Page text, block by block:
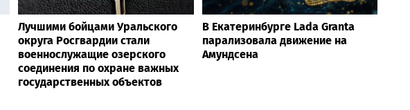
Лучшими бойцами Уральского
округа Росгвардии стали
военнослужащие озерского
соединения по охране важных
государственных объектов
В Екатеринбурге Lada Granta
парализовала движение на
Амундсена